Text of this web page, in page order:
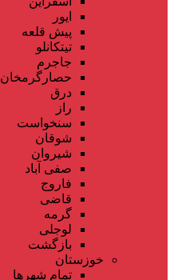
ایور
پیش قلعه
تیتکانلو
جاجرم
حصارگرمخان
درق
راز
سنخواست
شوقان
شیروان
صفی آباد
فاروج
قاضی
گرمه
لوجلی
بازگشت
خوزستان
تمام شهر‌ها